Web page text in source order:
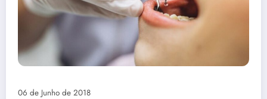
06 de Junho de 2018